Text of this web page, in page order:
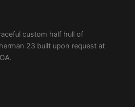
custom half hull of
23 built upon request at